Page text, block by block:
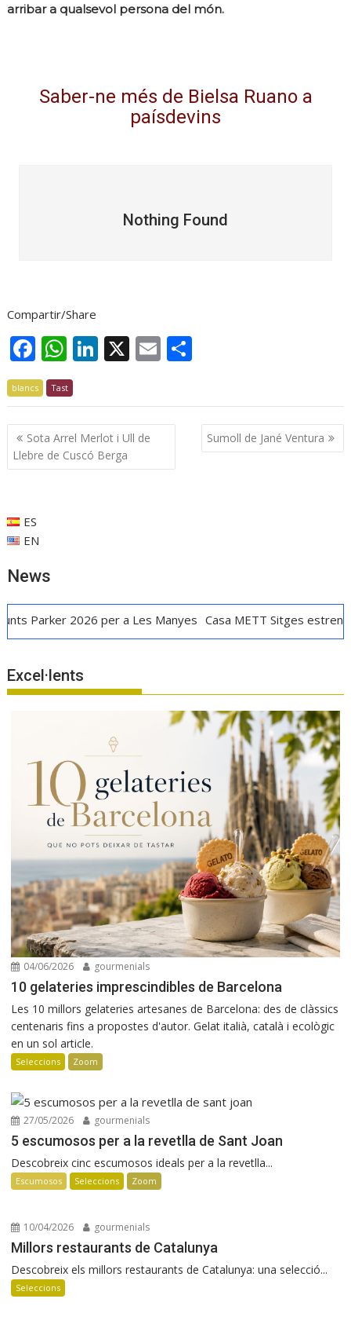
arribar a qualsevol persona del món.
Saber-ne més de Bielsa Ruano a
paísdevins
Nothing Found
Compartir/Share
F
ac
e
b
o
o
W
h
at
s
A
p
Li
k
e
dI
n
X E
ai
l
m
p
ar
blancs Tast
Navegació
d'entrades
Sota Arrel Merlot i Ull de
Llebre de Cuscó Berga
Sumoll de Jané Ventura
ES
EN
News
2026 per a Les Manyes Casa METT Sitges estrena hoteleria
Excel·lents
04/06/2026 gourmenials
10 gelateries imprescindibles de Barcelona
Les 10 millors gelateries artesanes de Barcelona: des de clàssics
centenaris fins a propostes d'autor. Gelat italià, català i ecològic
en un sol article.
Seleccions Zoom
27/05/2026 gourmenials
5 escumosos per a la revetlla de Sant Joan
Descobreix cinc escumosos ideals per a la revetlla...
Escumosos Seleccions Zoom
10/04/2026 gourmenials
Millors restaurants de Catalunya
Descobreix els millors restaurants de Catalunya: una selecció...
Seleccions